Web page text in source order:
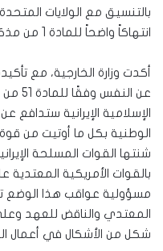
بالتنسيق مع الولايات
انتهاكاً واضحاً للمادة 1 من مذكرة التفاهم التي أنهت الحرب.
أكدت وزارة الخارجية، مع
عن
الإسلامية الإيرانية ستدافع
الوطنية بكل ما أوتيت من
شنتها القوات المسلحة
بالقوات الأمريكية
مسؤولية عواقب هذا الوضع
المعتدي والناقض للعهد
شكل من الأشكال في أعمال